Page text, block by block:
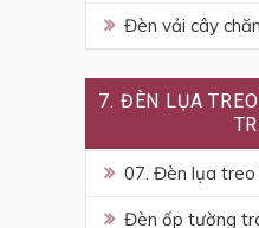
Đèn vải cây
7. ĐÈN LỤA
07. Đèn lụa
Đèn ốp tường